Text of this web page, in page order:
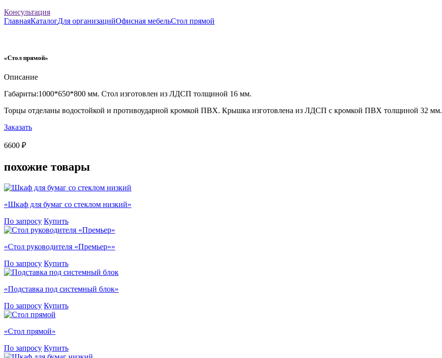
Консультация
ГлавнаяКаталогДля организацийОфисная мебельСтол прямой
«Стол прямой»
Описание
Габариты:1000*650*800 мм. Стол изготовлен из ЛДСП толщиной 16 мм.
Торцы отделаны водостойкой и противоударной кромкой ПВХ. Крышка изготовлена из ЛДСП с кромкой ПВХ толщиной 32 мм.
Заказать
6600 ₽
похожие товары
«Шкаф для бумаг со стеклом низкий»
По запросу Купить
«Стол руководителя «Премьер»»
По запросу Купить
«Подставка под системный блок»
По запросу Купить
«Стол прямой»
По запросу Купить